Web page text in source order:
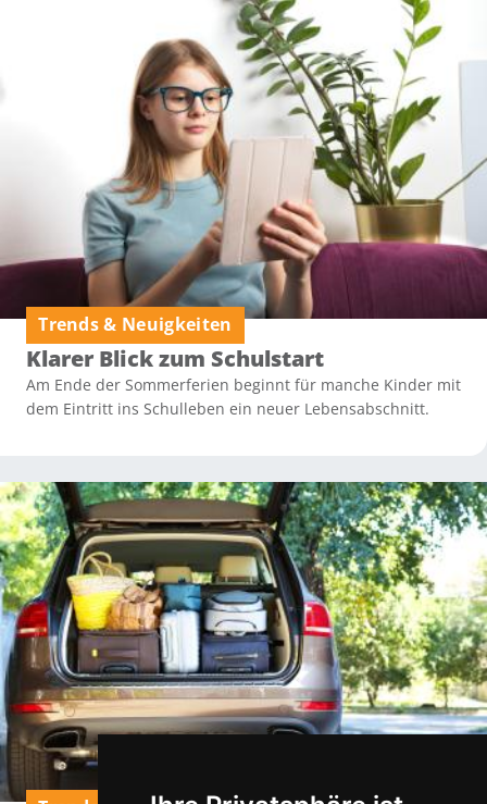
Trends & Neuigkeiten
Klarer Blick zum Schulstart
Am Ende der Sommerferien beginnt für manche Kinder mit
dem Eintritt ins Schulleben ein neuer Lebensabschnitt.